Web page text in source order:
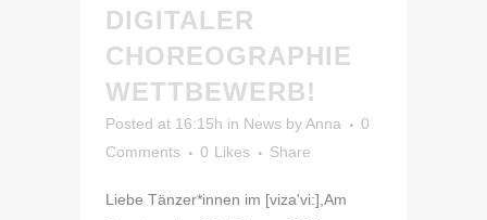
DIGITALER
CHOREOGRAPHIE
WETTBEWERB!
Posted at 16:15h in News byAnna
0
Comments
0 Likes Share
Liebe Tänzer*innen im [viza'vi:],Am